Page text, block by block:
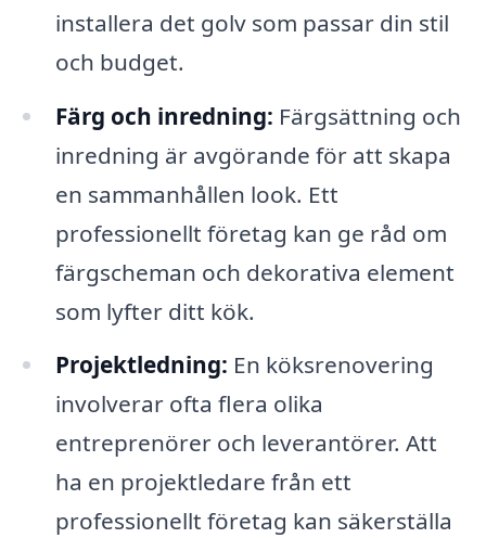
installera det golv som passar din stil
och budget.
Färg och inredning: Färgsättning och
inredning är avgörande för att skapa
en sammanhållen look. Ett
professionellt företag kan ge råd om
färgscheman och dekorativa element
som lyfter ditt kök.
Projektledning: En köksrenovering
involverar ofta flera olika
entreprenörer och leverantörer. Att
ha en projektledare från ett
professionellt företag kan säkerställa